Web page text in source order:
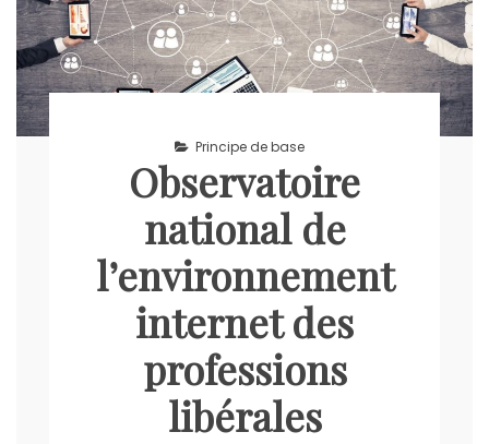
Principe de base
Observatoire
national de
l’environnement
internet des
professions
libérales